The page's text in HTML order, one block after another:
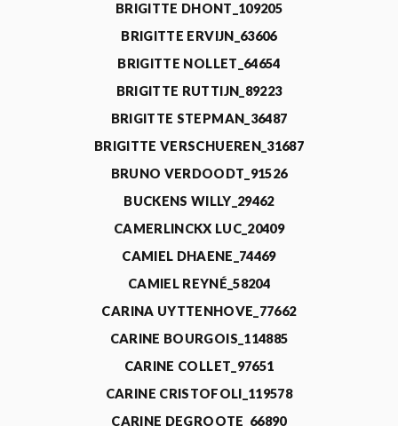
BRIGITTE DHONT_109205
BRIGITTE ERVIJN_63606
BRIGITTE NOLLET_64654
BRIGITTE RUTTIJN_89223
BRIGITTE STEPMAN_36487
BRIGITTE VERSCHUEREN_31687
BRUNO VERDOODT_91526
BUCKENS WILLY_29462
CAMERLINCKX LUC_20409
CAMIEL DHAENE_74469
CAMIEL REYNÉ_58204
CARINA UYTTENHOVE_77662
CARINE BOURGOIS_114885
CARINE COLLET_97651
CARINE CRISTOFOLI_119578
CARINE DEGROOTE_66890